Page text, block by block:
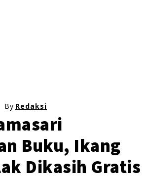
By Redaksi
Buku, Ikang
Dikasih Gratis